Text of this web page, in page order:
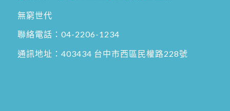
無窮世代
聯絡電話： 04-2206-1234
通訊地址： 403434 台中市西區民權路228號